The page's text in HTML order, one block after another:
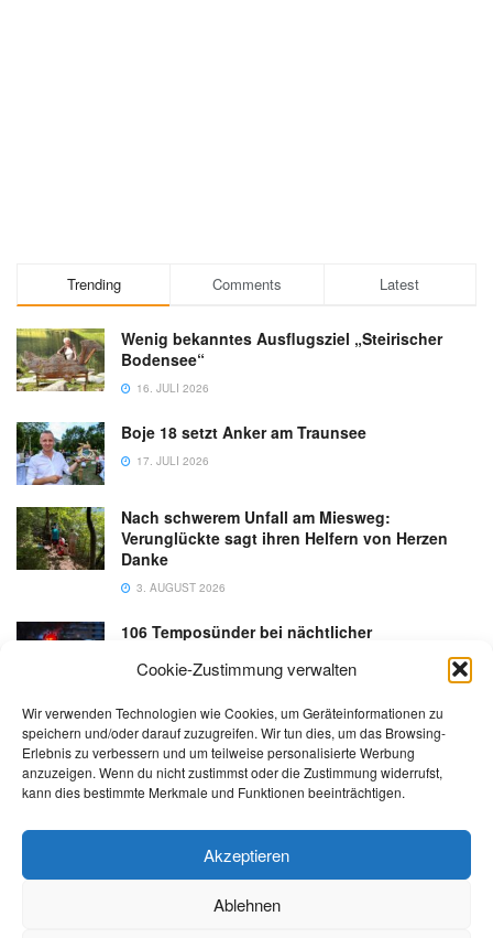
Cookie-Zustimmung verwalten
Wir verwenden Technologien wie Cookies, um Geräteinformationen zu
speichern und/oder darauf zuzugreifen. Wir tun dies, um das Browsing-
Erlebnis zu verbessern und um teilweise personalisierte Werbung
anzuzeigen. Wenn du nicht zustimmst oder die Zustimmung widerrufst,
kann dies bestimmte Merkmale und Funktionen beeinträchtigen.
Akzeptieren
Ablehnen
Trending Comments Latest
Wenig bekanntes Ausflugsziel „Steirischer
Bodensee“
16. JULI 2026
Boje 18 setzt Anker am Traunsee
17. JULI 2026
Nach schwerem Unfall am Miesweg:
Verunglückte sagt ihren Helfern von Herzen
Danke
3. AUGUST 2026
106 Temposünder bei nächtlicher